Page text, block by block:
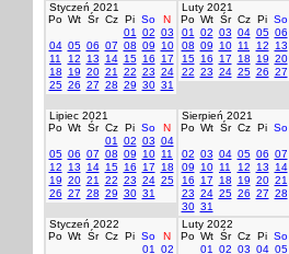
Styczeń 2021
Po Wt Śr Cz Pi So
N
01
02 03
04 05 06 07 08 09
10
11
12 13 14 15 16
17
18
19 20 21 22 23 24
25 26 27 28 29 30 31
Luty 2021
Po Wt Śr Cz Pi So
01
02 03 04 05 06
08 09 10 11 12 13
15 16 17 18 19 20
22 23 24 25 26 27
Lipiec 2021
Po Wt Śr Cz Pi So
N
01
02 03 04
05 06 07 08 09 10 11
12
13 14 15 16 17
18
19 20 21 22 23 24 25
26 27 28 29 30 31
Sierpień 2021
Po Wt Śr Cz Pi So
02 03 04 05 06 07
09
10 11 12 13 14
16
17 18 19 20 21
23 24 25 26 27 28
30 31
Styczeń 2022
Po Wt Śr Cz Pi So
N
01
02
Luty 2022
Po Wt Śr Cz Pi So
01
02 03 04 05